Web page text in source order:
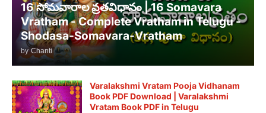
16 సోమవారాల వ్రతవిధానం | 16 Somavara
Vratham - Complete Vratham in Telugu -
Shodasa-Somavara-Vratham
by Chanti
Varalakshmi Vratam Pooja Vidhanam
Book PDF Download | Varalakshmi
Vratam Book PDF in Telugu